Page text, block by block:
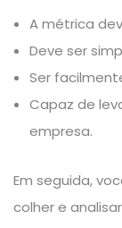
A métrica
Deve ser
Ser
Capaz de
empresa.
Em seguida,
colher e